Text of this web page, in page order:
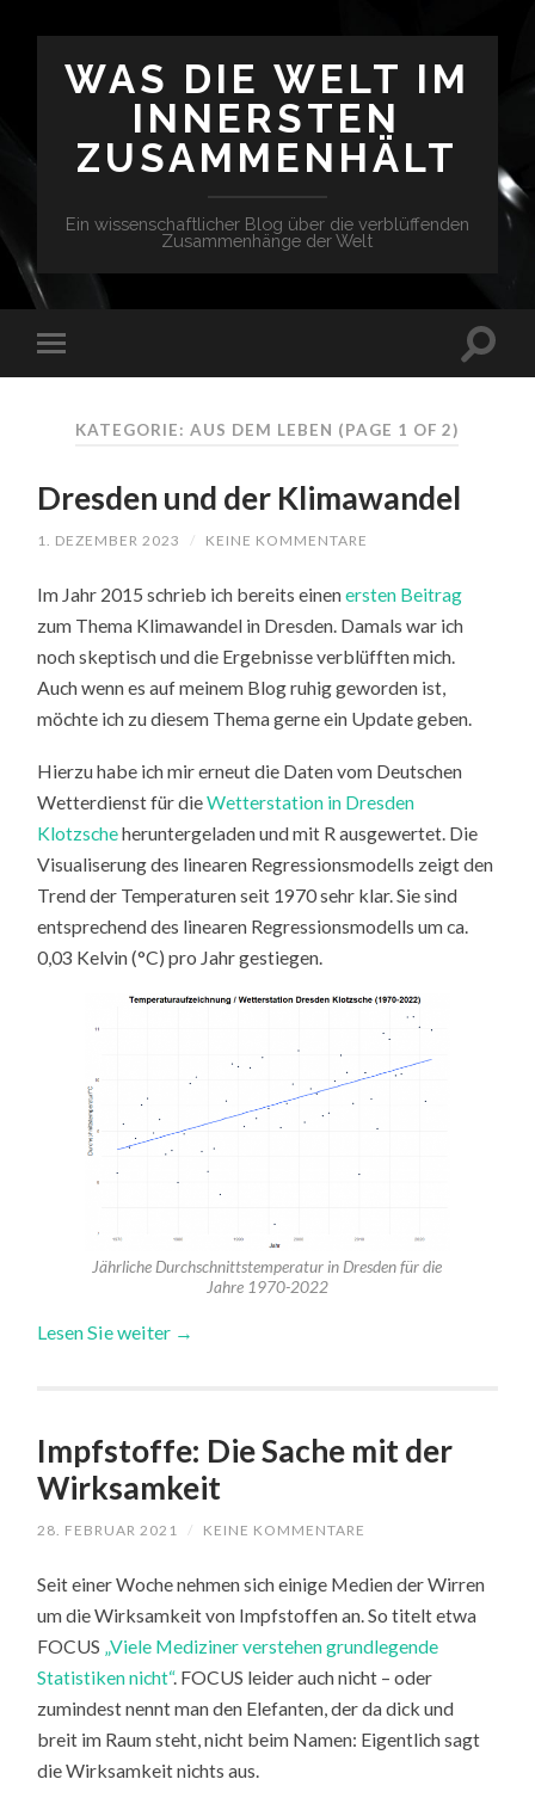
WAS DIE WELT IM
INNERSTEN
ZUSAMMENHÄLT
Ein wissenschaftlicher Blog über die verblüffenden
Zusammenhänge der Welt
KATEGORIE: AUS DEM LEBEN (PAGE 1 OF 2)
Dresden und der Klimawandel
1. DEZEMBER 2023 / KEINE KOMMENTARE
Im Jahr 2015 schrieb ich bereits einenersten Beitrag
zum Thema Klimawandel in Dresden. Damals war ich
noch skeptisch und die Ergebnisse verblüfften mich.
Auch wenn es auf meinem Blog ruhig geworden ist,
möchte ich zu diesem Thema gerne ein Update geben.
Hierzu habe ich mir erneut die Daten vom Deutschen
Wetterdienst für dieWetterstation in Dresden
Klotzscheheruntergeladen und mit R ausgewertet. Die
Visualiserung des linearen Regressionsmodells zeigt den
Trend der Temperaturen seit 1970 sehr klar. Sie sind
entsprechend des linearen Regressionsmodells um ca.
0,03 Kelvin (°C) pro Jahr gestiegen.
Jährliche Durchschnittstemperatur in Dresden für die
Jahre 1970-2022
Lesen Sie weiter →
Impfstoffe: Die Sache mit der
Wirksamkeit
28. FEBRUAR 2021 / KEINE KOMMENTARE
Seit einer Woche nehmen sich einige Medien der Wirren
um die Wirksamkeit von Impfstoffen an. So titelt etwa
FOCUS „Viele Mediziner verstehen grundlegende
Statistiken nicht“. FOCUS leider auch nicht – oder
zumindest nennt man den Elefanten, der da dick und
breit im Raum steht, nicht beim Namen: Eigentlich sagt
die Wirksamkeit nichts aus.